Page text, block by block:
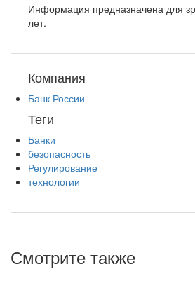
Информация предназначена для
лет.
Компания
Банк России
Теги
Банки
безопасность
Регулирование
технологии
Смотрите также